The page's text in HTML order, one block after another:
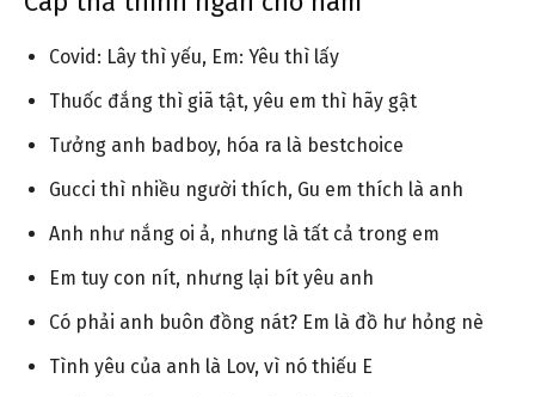
Covid: Lây thì yếu, Em: Yêu thì lấy
Thuốc đắng thì giã tật, yêu em thì hãy gật
Tưởng anh badboy, hóa ra là bestchoice
Gucci thì nhiều người thích, Gu em thích là anh
Anh như nắng oi ả, nhưng là tất cả trong em
Em tuy con nít, nhưng lại bít yêu anh
Có phải anh buôn đồng nát? Em là đồ hư hỏng nè
Tình yêu của anh là Lov, vì nó thiếu E